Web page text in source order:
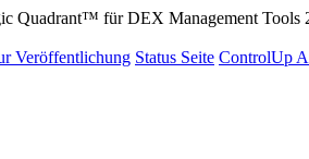
Quadrant™ für DEX Management Tools
Veröffentlichung Status Seite ControlUp